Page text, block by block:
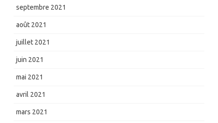
septembre 2021
août 2021
juillet 2021
juin 2021
mai 2021
avril 2021
mars 2021